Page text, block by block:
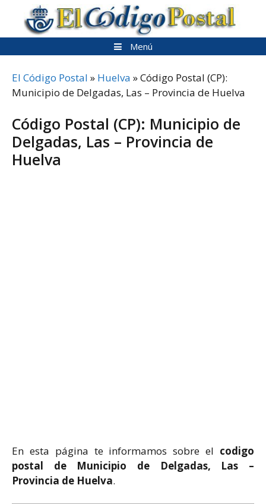
contenido
Menú
El Código Postal » Huelva »Código Postal (CP):
Municipio de Delgadas, Las – Provincia de Huelva
Código Postal (CP): Municipio de
Delgadas, Las – Provincia de
Huelva
En esta página te informamos sobre el codigo
postal de Municipio de Delgadas, Las –
Provincia de Huelva.